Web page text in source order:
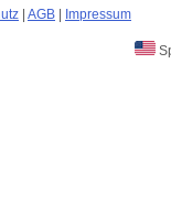
AGB Impressum